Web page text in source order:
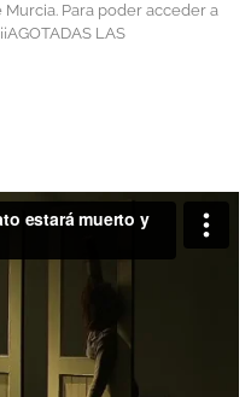
Para poder acceder a
LAS